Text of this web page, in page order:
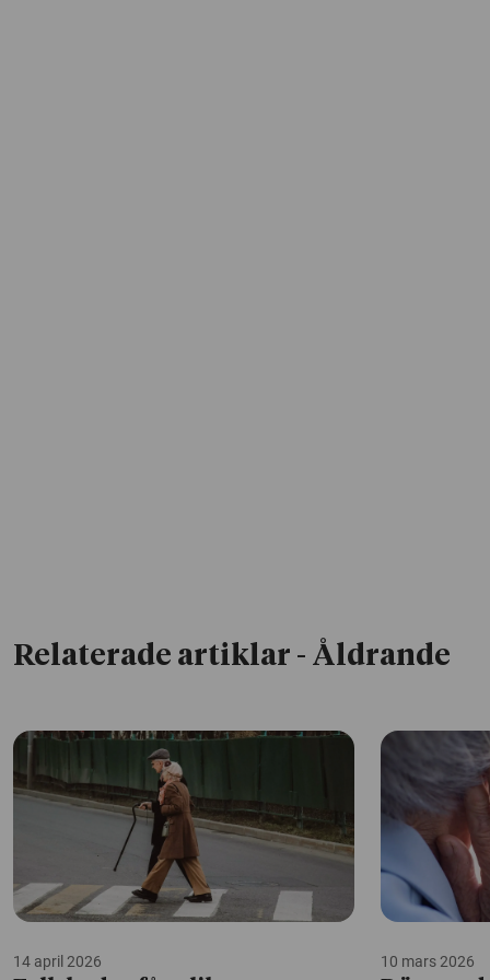
Relaterade artiklar - Åldrande
14 april 2026 10 mars 2026